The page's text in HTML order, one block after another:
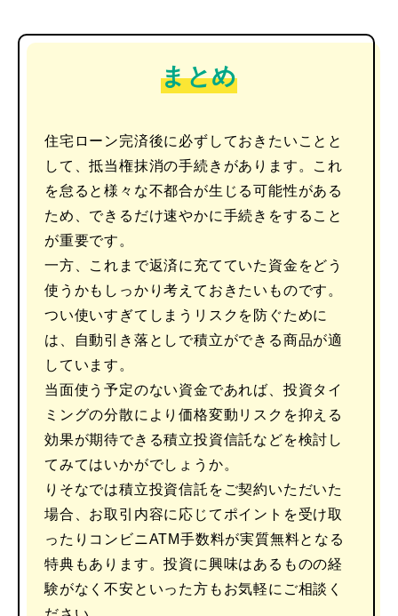
まとめ
住宅ローン完済後に必ずしておきたいことと
して、抵当権抹消の手続きがあります。これ
を怠ると様々な不都合が生じる可能性がある
ため、できるだけ速やかに手続きをすること
が重要です。
一方、これまで返済に充てていた資金をどう
使うかもしっかり考えておきたいものです。
つい使いすぎてしまうリスクを防ぐために
は、自動引き落としで積立ができる商品が適
しています。
当面使う予定のない資金であれば、投資タイ
ミングの分散により価格変動リスクを抑える
効果が期待できる積立投資信託などを検討し
てみてはいかがでしょうか。
りそなでは積立投資信託をご契約いただいた
場合、お取引内容に応じてポイントを受け取
ったりコンビニATM手数料が実質無料となる
特典もあります。投資に興味はあるものの経
験がなく不安といった方もお気軽にご相談く